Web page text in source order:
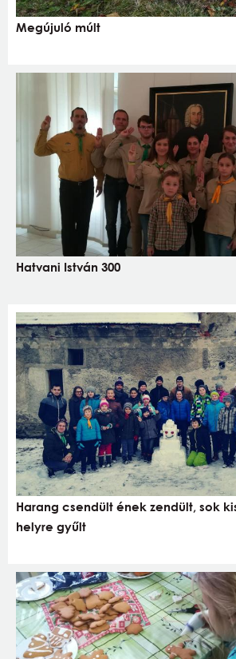
Megújuló múlt
Hatvani István 300
Harang csendült ének zendült, sok
helyre gyűlt